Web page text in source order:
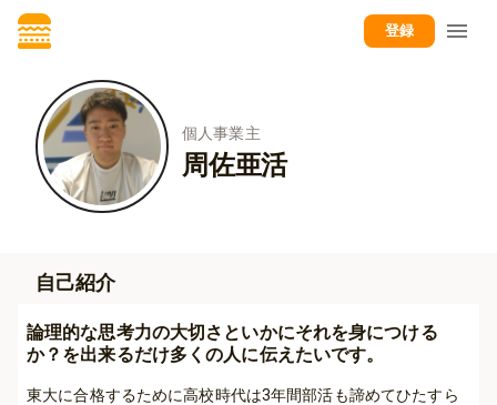
登録
個人事業主
周佐亜活
自己紹介
論理的な思考力の大切さといかにそれを身につける
か？を出来るだけ多くの人に伝えたいです。
東大に合格するために高校時代は3年間部活も諦めてひたすら